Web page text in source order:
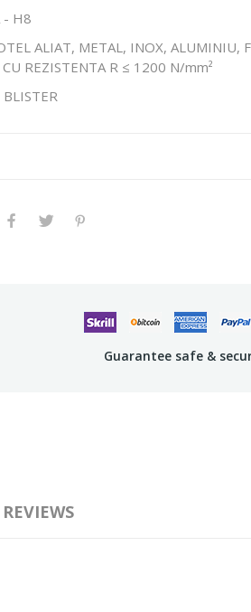
- H8
ALIAT, METAL, INOX, ALUMINIU,
REZISTENTA R ≤ 1200 N/mm²
Guarantee safe &
REVIEWS